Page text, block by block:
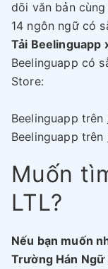
dõi văn bản
14 ngôn ngữ có
Tải Beelinguapp
Beelinguapp có
Store:
Beelinguapp trên
Beelinguapp trên
Muốn
LTL?
Nếu bạn muốn
Trường Hán Ngữ